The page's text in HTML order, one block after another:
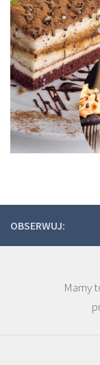
OBSERWUJ:
Mamy